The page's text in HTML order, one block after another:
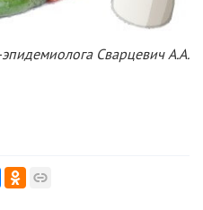
Сварцевич А.А.